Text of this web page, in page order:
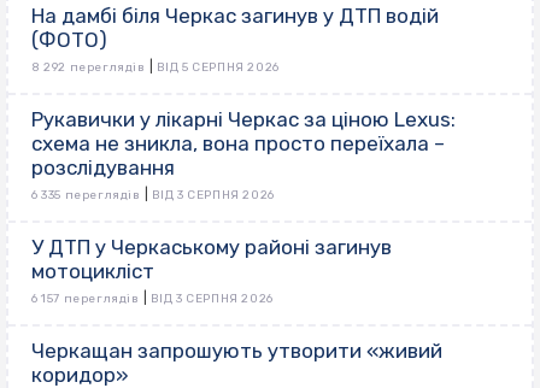
На дамбі біля Черкас загинув у ДТП водій
(ФОТО)
8 292 переглядів ВІД 5 СЕРПНЯ 2026
Рукавички у лікарні Черкас за ціною Lexus:
схема не зникла, вона просто переїхала –
розслідування
6 335 переглядів ВІД 3 СЕРПНЯ 2026
У ДТП у Черкаському районі загинув
мотоцикліст
6 157 переглядів ВІД 3 СЕРПНЯ 2026
Черкащан запрошують утворити «живий
коридор»